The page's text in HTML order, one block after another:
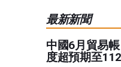
最新新聞
中國6月貿易
度超預期至